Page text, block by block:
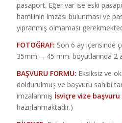
pasaport. Eğer var ise eski
hamilinin imzası bulunması ve
yıpranmış olmaması
FOTOĞRAF: Son 6 ay içerisinde
35mm. – 45 mm. boyutlarında
BAŞVURU FORMU: Eksiksiz ve
doldurulmuş ve başvuru sahibi
imzalanmış İsviçre vize
hazırlanmaktadır.)